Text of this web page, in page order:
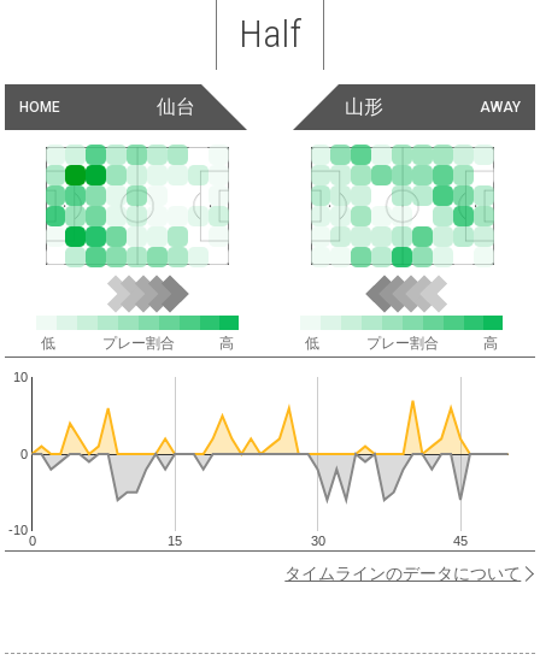
Half
HOME 仙台 AWAY
山形
低 プレー割合 高 低 プレー割合 高
0 15 30 45
-10
0
10
タイムラインのデータについて